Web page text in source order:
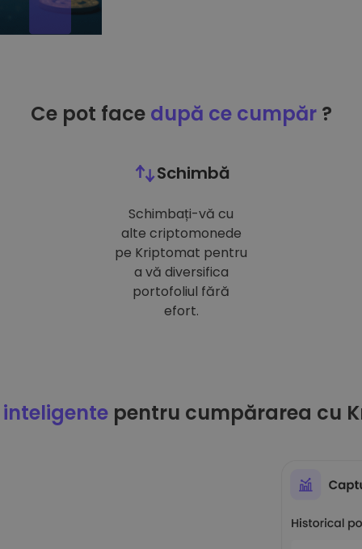
Ce pot face după ce cumpăr?
Schimbă
Schimbați-vă cu
alte criptomonede
pe Kriptomat pentru
a vă diversifica
portofoliul fără
efort.
pentru cumpărarea cu